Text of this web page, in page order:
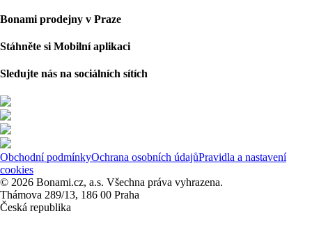
Bonami prodejny v Praze
Stáhněte si Mobilní aplikaci
Sledujte nás na sociálních sítích
Obchodní podmínkyOchrana osobních údajůPravidla a nastavení
cookies
© 2026 Bonami.cz, a.s. Všechna práva vyhrazena.
Thámova 289/13, 186 00 Praha
Česká republika